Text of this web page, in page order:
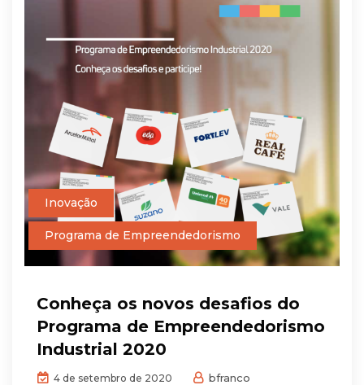
Inovação
Programa de Empreendedorismo
Conheça os novos desafios do
Programa de Empreendedorismo
Industrial 2020
4 de setembro de 2020 bfranco